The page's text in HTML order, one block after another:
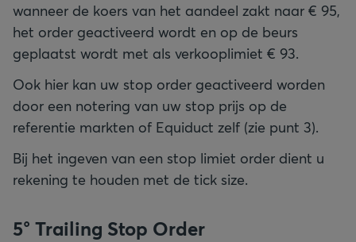
wanneer de koers van het aandeel zakt naar € 95,
het order geactiveerd wordt en op de beurs
geplaatst wordt met als verkooplimiet € 93.
Ook hier kan uw stop order geactiveerd worden
door een notering van uw stop prijs op de
referentie markten of Equiduct zelf (zie punt 3).
Bij het ingeven van een stop limiet order dient u
rekening te houden met de tick size.
5° Trailing Stop Order